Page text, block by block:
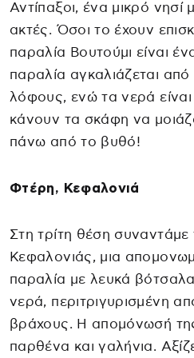
Αντίπαξοι, ένα μικρό νησί
ακτές. Όσοι το έχουν
παραλία Βουτούμι είναι
παραλία αγκαλιάζεται
λόφους, ενώ τα νερά
κάνουν τα σκάφη να
πάνω από το βυθό!
Φτέρη, Κεφαλονιά
Στη τρίτη θέση
Κεφαλονιάς, μια
παραλία με λευκά
νερά, περιτριγυρισμένη
βράχους. Η απομόνωσή της
παρθένα και γαλήνια.